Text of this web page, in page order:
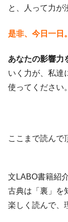
と、人って力が
是非、今日一日
あなたの影響力
いく力が、私達
使ってください。
ここまで読んで
文LABO書籍紹
古典は「裏」を
楽しく読んで、